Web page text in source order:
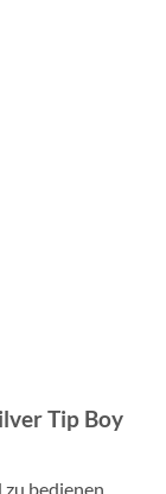
Tip Boy
bedienen,